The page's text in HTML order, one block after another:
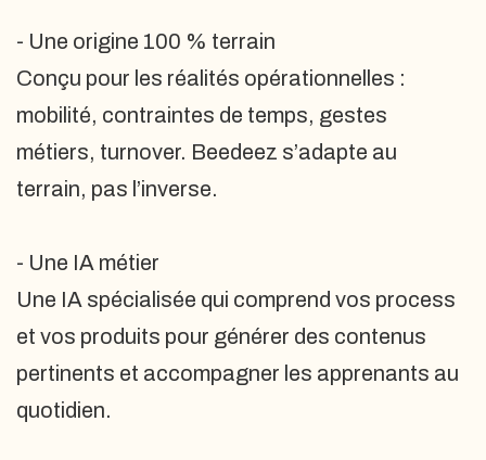
- Une origine 100 % terrain
Conçu pour les réalités opérationnelles :
mobilité, contraintes de temps, gestes
métiers, turnover. Beedeez s’adapte au
terrain, pas l’inverse.
- Une IA métier
Une IA spécialisée qui comprend vos process
et vos produits pour générer des contenus
pertinents et accompagner les apprenants au
quotidien.